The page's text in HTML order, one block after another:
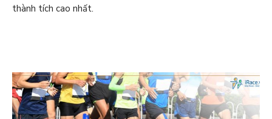
thành tích cao nhất.